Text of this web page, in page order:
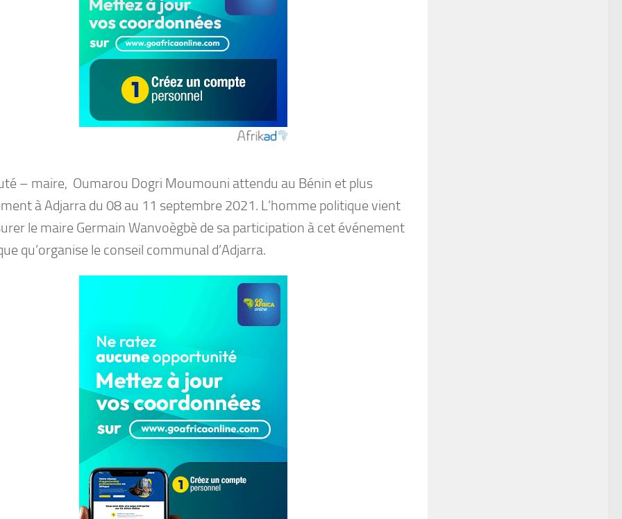
– maire, Oumarou Dogri Moumouni attendu au Bénin et plus
à Adjarra du 08 au 11 septembre 2021. L’homme politique vient
le maire Germain Wanvoègbè de sa participation à cet événement
qu’organise le conseil communal d’Adjarra.